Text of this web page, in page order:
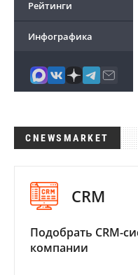
Рейтинги
Инфографика
CNEWSMARKET
CRM
Подобрать CRM-
компании